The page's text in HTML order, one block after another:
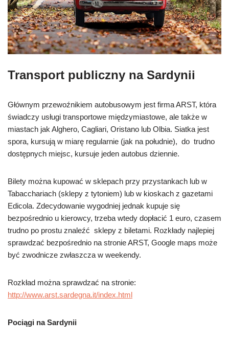
Transport publiczny na Sardynii
Głównym przewoźnikiem autobusowym jest firma ARST, która
świadczy usługi transportowe międzymiastowe, ale także w
miastach jak Alghero, Cagliari, Oristano lub Olbia. Siatka jest
spora, kursują w miarę regularnie (jak na południe), do trudno
dostępnych miejsc, kursuje jeden autobus dziennie.
Bilety można kupować w sklepach przy przystankach lub w
Tabacchariach (sklepy z tytoniem) lub w kioskach z gazetami
Edicola. Zdecydowanie wygodniej jednak kupuje się
bezpośrednio u kierowcy, trzeba wtedy dopłacić 1 euro, czasem
trudno po prostu znaleźć sklepy z biletami. Rozkłady najlepiej
sprawdzać bezpośrednio na stronie ARST, Google maps może
być zwodnicze zwłaszcza w weekendy.
Rozkład można sprawdzać na stronie:
http://www.arst.sardegna.it/index.html
Pociągi na Sardynii